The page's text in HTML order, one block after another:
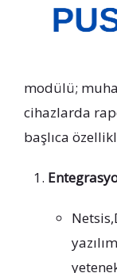
modülü;
cihazlarda
başlıca